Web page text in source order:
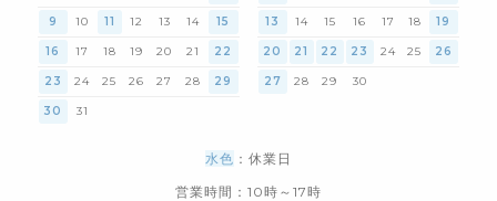
9 10 11 12 13 14 15
16 17 18 19 20 21 22
23 24 25 26 27 28 29
30 31
13 14 15 16 17 18 19
20 21 22 23 24 25 26
27 28 29 30
水色 ：休業日
営業時間：10時～17時